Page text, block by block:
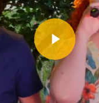
Play Video